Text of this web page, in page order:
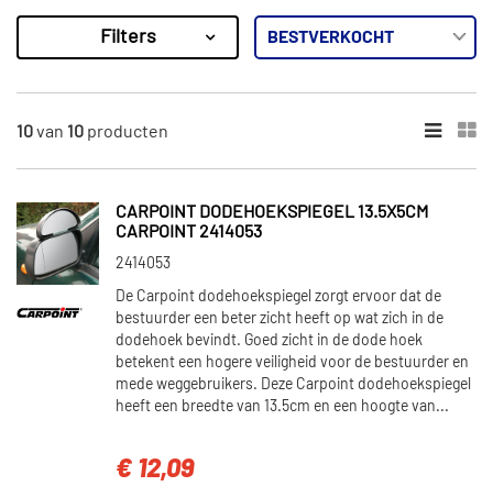
Resultaten
×
Carpoint (7)
Filters
10van 10 producten
CARPOINT DODEHOEKSPIEGEL 13.5X5CM
CARPOINT 2414053
2414053
De Carpoint dodehoekspiegel zorgt ervoor dat de
bestuurder een beter zicht heeft op wat zich in de
dodehoek bevindt. Goed zicht in de dode hoek
betekent een hogere veiligheid voor de bestuurder en
mede weggebruikers. Deze Carpoint dodehoekspiegel
heeft een breedte van 13.5cm en een hoogte van...
€ 12,09